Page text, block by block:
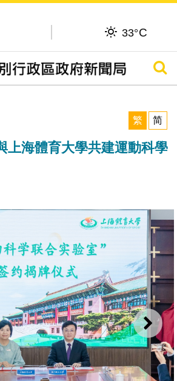
33°C
搜尋
繁
简
上海體育大學共建運動科學
下一